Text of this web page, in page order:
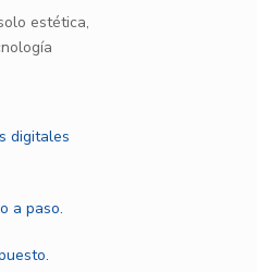
estética,
digitales
a paso.